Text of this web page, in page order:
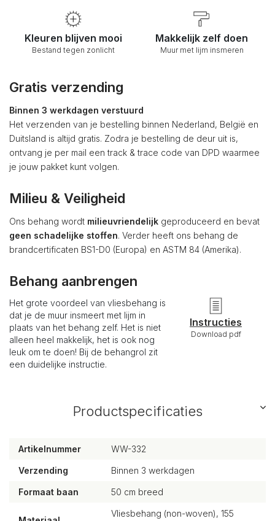
Kleuren blijven mooi
Bestand tegen zonlicht
Makkelijk zelf doen
Muur met lijm insmeren
Gratis verzending
Binnen 3 werkdagen verstuurd
Het verzenden van je bestelling binnen Nederland, België en
Duitsland is altijd gratis. Zodra je bestelling de deur uit is,
ontvang je per mail een track & trace code van DPD waarmee
je jouw pakket kunt volgen.
Milieu & Veiligheid
Ons behang wordt milieuvriendelijk geproduceerd en bevat
geen schadelijke stoffen. Verder heeft ons behang de
brandcertificaten BS1-D0 (Europa) en ASTM 84 (Amerika).
Behang aanbrengen
Het grote voordeel van vliesbehang is
dat je de muur insmeert met lijm in
plaats van het behang zelf. Het is niet
alleen heel makkelijk, het is ook nog
leuk om te doen! Bij de behangrol zit
een duidelijke instructie.
Instructies
Download pdf
Productspecificaties
Artikelnummer WW-332
Verzending Binnen 3 werkdagen
Formaat baan 50 cm breed
Vliesbehang (non-woven), 155